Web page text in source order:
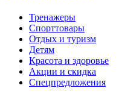
Тренажеры
Спорттовары
Отдых и туризм
Детям
Красота и здоровье
Акции и скидка
Спецпредложения